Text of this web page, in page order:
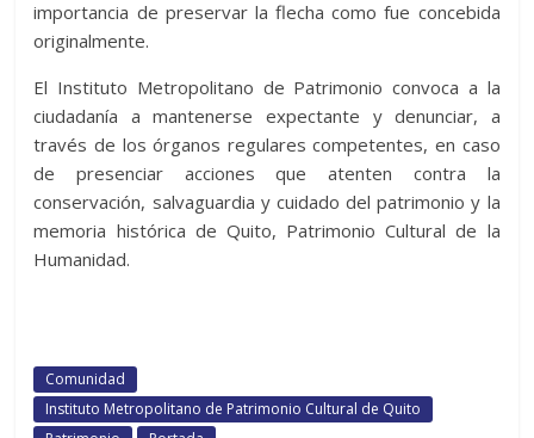
importancia de preservar la flecha como fue concebida
originalmente.
El Instituto Metropolitano de Patrimonio convoca a la
ciudadanía a mantenerse expectante y denunciar, a
través de los órganos regulares competentes, en caso
de presenciar acciones que atenten contra la
conservación, salvaguardia y cuidado del patrimonio y la
memoria histórica de Quito, Patrimonio Cultural de la
Humanidad.
Comunidad
Instituto Metropolitano de Patrimonio Cultural de Quito